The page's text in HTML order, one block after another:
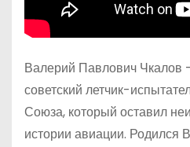
Валерий Павлович Чкалов
советский летчик-
Союза, который оставил
истории авиации. Родился